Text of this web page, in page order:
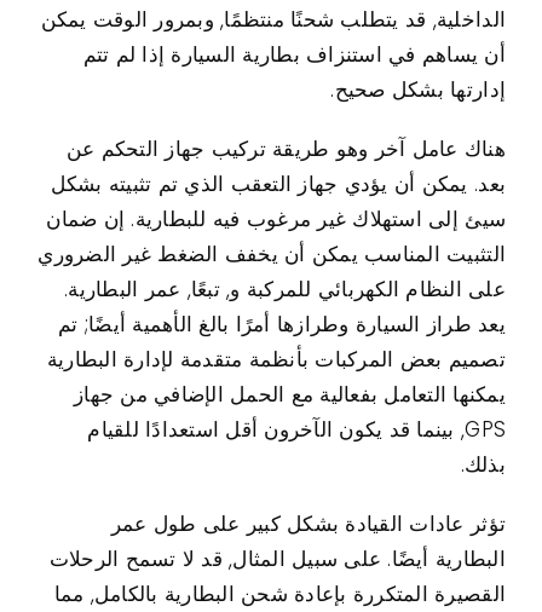
الداخلية, قد يتطلب شحنًا منتظمًا, وبمرور الوقت يمكن
أن يساهم في استنزاف بطارية السيارة إذا لم تتم
إدارتها بشكل صحيح.
هناك عامل آخر وهو طريقة تركيب جهاز التحكم عن
بعد. يمكن أن يؤدي جهاز التعقب الذي تم تثبيته بشكل
سيئ إلى استهلاك غير مرغوب فيه للبطارية. إن ضمان
التثبيت المناسب يمكن أن يخفف الضغط غير الضروري
على النظام الكهربائي للمركبة و, تبعًا, عمر البطارية.
يعد طراز السيارة وطرازها أمرًا بالغ الأهمية أيضًا; تم
تصميم بعض المركبات بأنظمة متقدمة لإدارة البطارية
يمكنها التعامل بفعالية مع الحمل الإضافي من جهاز
GPS, بينما قد يكون الآخرون أقل استعدادًا للقيام
بذلك.
تؤثر عادات القيادة بشكل كبير على طول عمر
البطارية أيضًا. على سبيل المثال, قد لا تسمح الرحلات
القصيرة المتكررة بإعادة شحن البطارية بالكامل, مما